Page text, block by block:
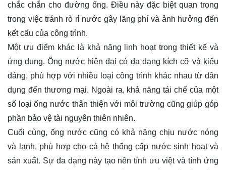
chắc chắn cho đường ống. Điều này đặc biệt quan trọng
trong việc tránh rò rỉ nước gây lãng phí và ảnh hưởng đến
kết cấu của công trình.
Một ưu điểm khác là khả năng linh hoạt trong thiết kế và
ứng dụng. Ống nước hiện đại có đa dạng kích cỡ và kiểu
dáng, phù hợp với nhiều loại công trình khác nhau từ dân
dụng đến thương mại. Ngoài ra, khả năng tái chế của một
số loại ống nước thân thiện với môi trường cũng giúp góp
phần bảo vệ tài nguyên thiên nhiên.
Cuối cùng, ống nước cũng có khả năng chịu nước nóng
và lạnh, phù hợp cho cả hệ thống cấp nước sinh hoạt và
sản xuất. Sự đa dạng này tạo nên tính ưu việt và tính ứng